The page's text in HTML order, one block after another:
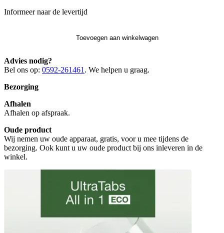
Informeer naar de levertijd
Toevoegen aan winkelwagen
Advies nodig?
Bel ons op: 0592-261461 . We helpen u graag.
Bezorging
Afhalen
Afhalen op afspraak.
Oude product
Wij nemen uw oude apparaat, gratis, voor u mee tijdens de
bezorging. Ook kunt u uw oude product bij ons inleveren in de
winkel.